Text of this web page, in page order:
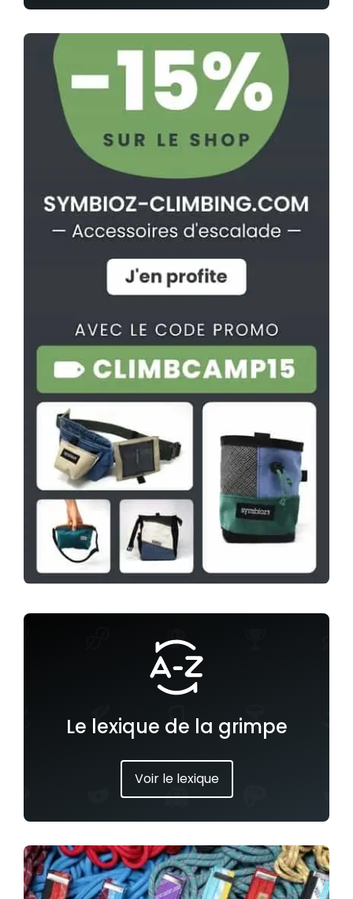
Le lexique de la grimpe
Voir le lexique